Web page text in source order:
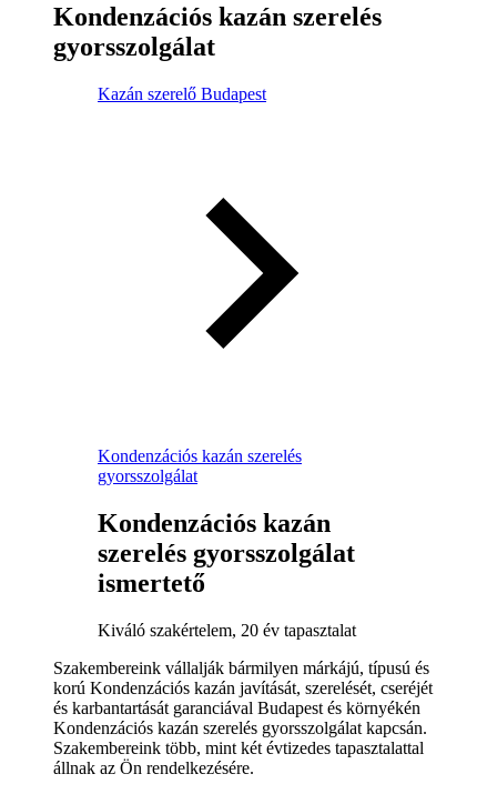
Kondenzációs kazán szerelés
gyorsszolgálat
Kazán szerelő Budapest
Kondenzációs kazán szerelés
gyorsszolgálat
Kondenzációs kazán
szerelés gyorsszolgálat
ismertető
Kiváló szakértelem, 20 év tapasztalat
Szakembereink vállalják bármilyen márkájú, típusú és
korú Kondenzációs kazán javítását, szerelését, cseréjét
és karbantartását garanciával Budapest és környékén
Kondenzációs kazán szerelés gyorsszolgálat kapcsán.
Szakembereink több, mint két évtizedes tapasztalattal
állnak az Ön rendelkezésére.